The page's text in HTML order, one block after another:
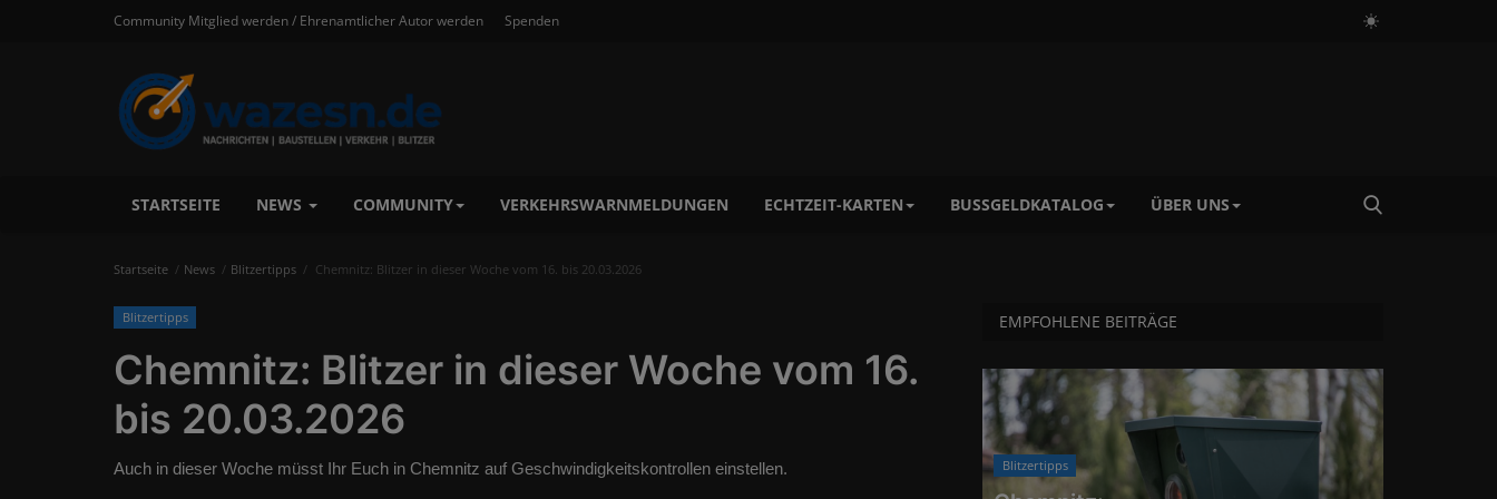
Community Mitglied werden / Ehrenamtlicher Autor werden Spenden
STARTSEITE NEWS COMMUNITY VERKEHRSWARNMELDUNGEN ECHTZEIT-KARTEN BUSSGELDKATALOG ÜBER UNS
Startseite News Blitzertipps Chemnitz: Blitzer in dieser Woche vom 16. bis 20.03.2026
Blitzertipps
Chemnitz: Blitzer in dieser Woche vom 16.
bis 20.03.2026
Auch in dieser Woche müsst Ihr Euch in Chemnitz auf Geschwindigkeitskontrollen einstellen.
EMPFOHLENE BEITRÄGE
Blitzertipps